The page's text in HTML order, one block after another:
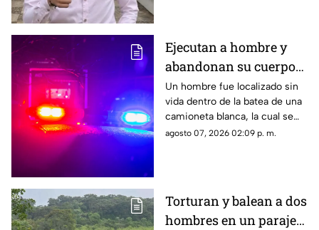
de La Maiza, perteneciente al
municipio de Morelia.
Ejecutan a hombre y
abandonan su cuerpo
en la batea de una
camioneta en Uruapan
Un hombre fue localizado sin
vida dentro de la batea de una
camioneta blanca, la cual se
encontraba estacionada sobre
agosto 07, 2026 02:09 p. m.
Torturan y balean a dos
hombres en un paraje